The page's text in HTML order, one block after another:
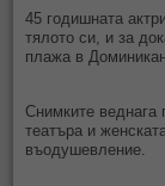
45 годишната
тялото си, и за
плажа в
Снимките веднага
театъра и
въодушевление.